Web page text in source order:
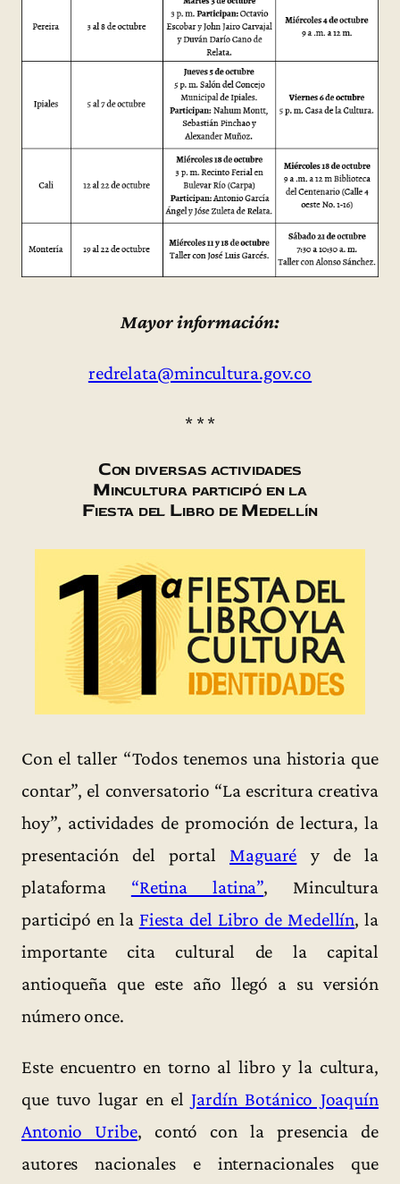
Mayor información:
redrelata@mincultura.gov.co
* * *
Con diversas actividades
Mincultura participó en la
Fiesta del Libro de Medellín
Con el taller “Todos tenemos una historia que
contar”, el conversatorio “La escritura creativa
hoy”, actividades de promoción de lectura, la
presentación del portalMaguaré y de la
plataforma “Retina latina”, Mincultura
participó en la Fiesta del Libro de Medellín, la
importante cita cultural de la capital
antioqueña que este año llegó a su versión
número once.
Este encuentro en torno al libro y la cultura,
que tuvo lugar en el Jardín Botánico Joaquín
Antonio Uribe, contó con la presencia de
autores nacionales e internacionales que